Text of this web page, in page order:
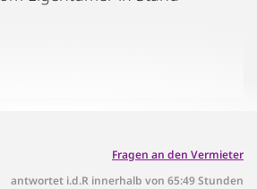
Fragen an den Vermieter
antwortet i.d.R innerhalb von 65:49 Stunden